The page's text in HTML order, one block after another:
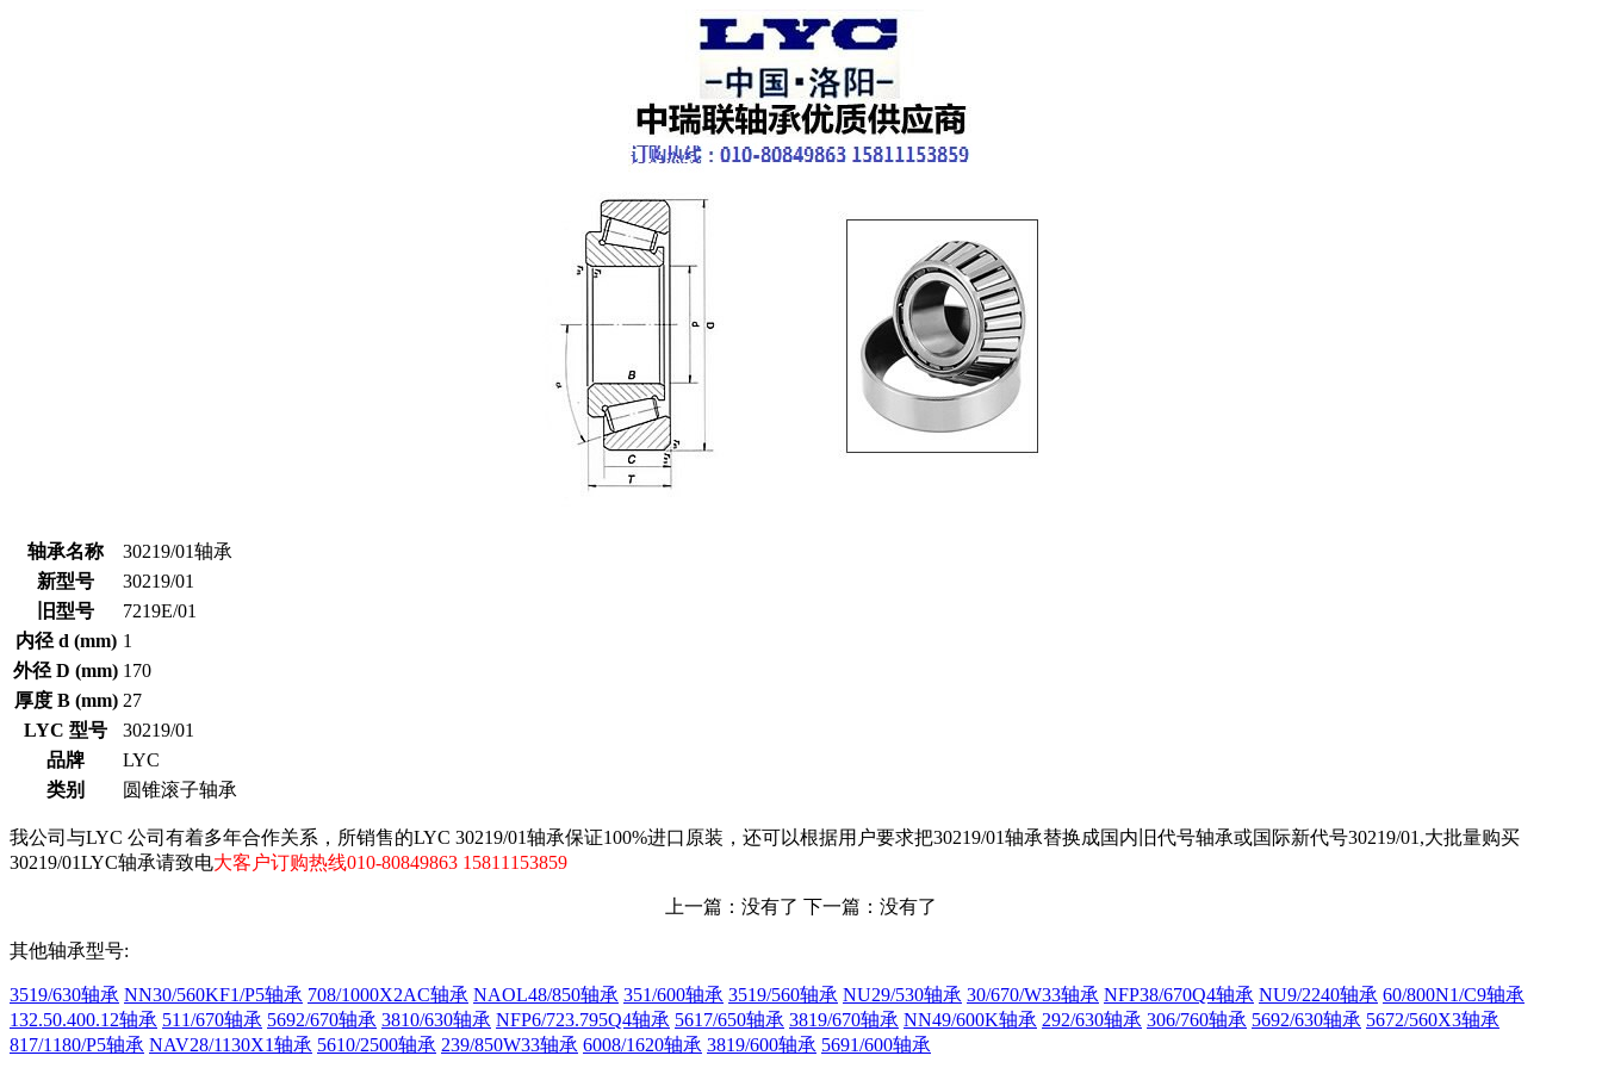
轴承名称
30219/01轴承
新型号
30219/01
旧型号
7219E/01
内径 d (mm) 1
外径 D (mm) 170
厚度 B (mm) 27
LYC 型号
30219/01
品牌
LYC
类别
圆锥滚子轴承
我公司与LYC 公司有着多年合作关系，所销售的LYC 30219/01轴承保证100%进口原装，还可以根据用户要求把30219/01轴承替换成国内旧代号轴承或国际新代号30219/01,大批量购买
30219/01LYC轴承请致电大客户订购热线010-80849863 15811153859
上一篇：没有了 下一篇：没有了
其他轴承型号:
3519/630轴承 NN30/560KF1/P5轴承 708/1000X2AC轴承 NAOL48/850轴承 351/600轴承 3519/560轴承 NU29/530轴承 30/670/W33轴承 NFP38/670Q4轴承 NU9/2240轴承 60/800N1/C9轴承
132.50.400.12轴承 511/670轴承 5692/670轴承 3810/630轴承 NFP6/723.795Q4轴承 5617/650轴承 3819/670轴承 NN49/600K轴承 292/630轴承 306/760轴承 5692/630轴承 5672/560X3轴承
817/1180/P5轴承 NAV28/1130X1轴承 5610/2500轴承 239/850W33轴承 6008/1620轴承 3819/600轴承 5691/600轴承